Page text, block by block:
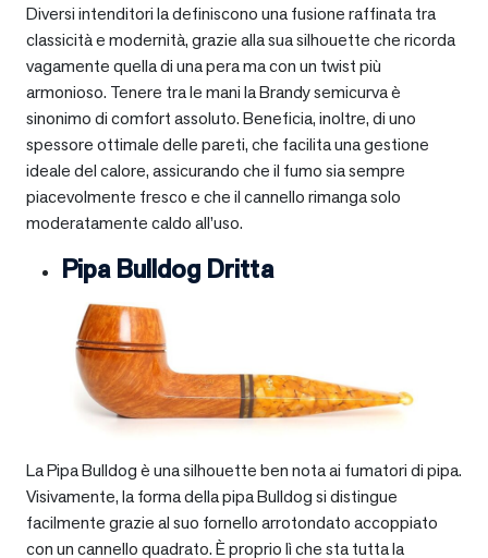
Diversi intenditori la definiscono una fusione raffinata tra
classicità e modernità, grazie alla sua silhouette che ricorda
vagamente quella di una pera ma con un twist più
armonioso. Tenere tra le mani la Brandy semicurva è
sinonimo di comfort assoluto. Beneficia, inoltre, di uno
spessore ottimale delle pareti, che facilita una gestione
ideale del calore, assicurando che il fumo sia sempre
piacevolmente fresco e che il cannello rimanga solo
moderatamente caldo all’uso.
Pipa Bulldog Dritta
La Pipa Bulldog è una silhouette ben nota ai fumatori di pipa.
Visivamente, la forma della pipa Bulldog si distingue
facilmente grazie al suo fornello arrotondato accoppiato
con un cannello quadrato. È proprio lì che sta tutta la